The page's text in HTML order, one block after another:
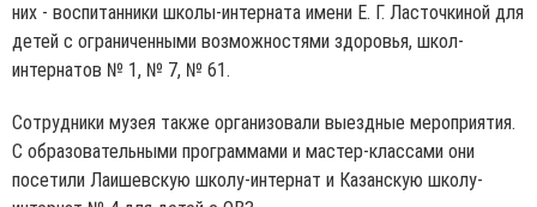
них - воспитанники школы-интерната имени Е. Г. Ласточкиной для
детей с ограниченными возможностями здоровья, школ-
интернатов № 1, № 7, № 61.
Сотрудники музея также организовали выездные мероприятия.
С образовательными программами и мастер-классами они
посетили Лаишевскую школу-интернат и Казанскую школу-